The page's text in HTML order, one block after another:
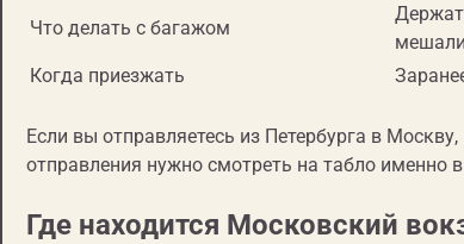
Что делать с багажом
мешали
Когда приезжать
Если вы отправляетесь из Петербурга в
отправления нужно смотреть на табло именно
Где находится Московский